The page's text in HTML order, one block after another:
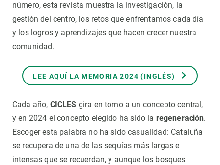
número, esta revista muestra la investigación, la
gestión del centro, los retos que enfrentamos cada día
y los logros y aprendizajes que hacen crecer nuestra
comunidad.
LEE AQUÍ LA MEMORIA 2024 (INGLÉS)
Cada año, CICLES gira en torno a un concepto central,
y en 2024 el concepto elegido ha sido la regeneración.
Escoger esta palabra no ha sido casualidad: Cataluña
se recupera de una de las sequías más largas e
intensas que se recuerdan, y aunque los bosques